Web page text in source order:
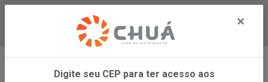
Baixe já nosso APP
0
×
Digite seu CEP para ter acesso aos